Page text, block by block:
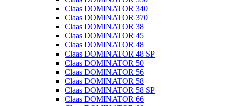
Claas DOMINATOR 340
Claas DOMINATOR 370
Claas DOMINATOR 38
Claas DOMINATOR 45
Claas DOMINATOR 48
Claas DOMINATOR 48 SP
Claas DOMINATOR 50
Claas DOMINATOR 56
Claas DOMINATOR 58
Claas DOMINATOR 58 SP
Claas DOMINATOR 66